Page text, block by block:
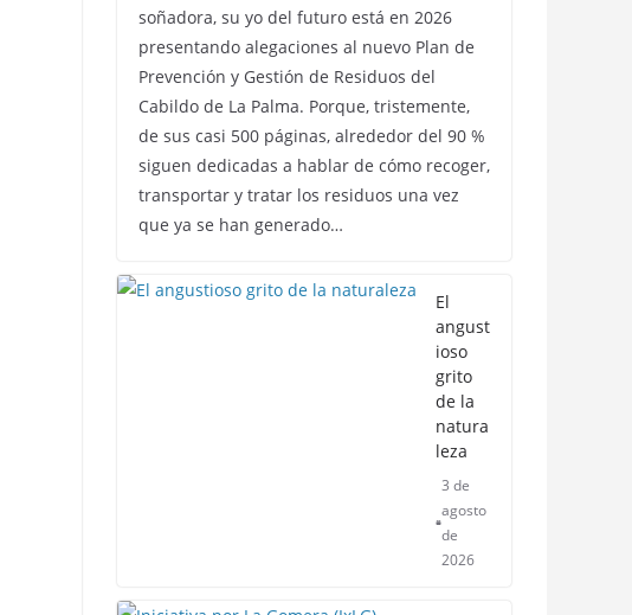
soñadora, su yo del futuro está en 2026
presentando alegaciones al nuevo Plan de
Prevención y Gestión de Residuos del
Cabildo de La Palma. Porque, tristemente,
de sus casi 500 páginas, alrededor del 90 %
siguen dedicadas a hablar de cómo recoger,
transportar y tratar los residuos una vez
que ya se han generado…
El
angust
ioso
grito
de la
natura
leza
3 de
agosto
de
2026